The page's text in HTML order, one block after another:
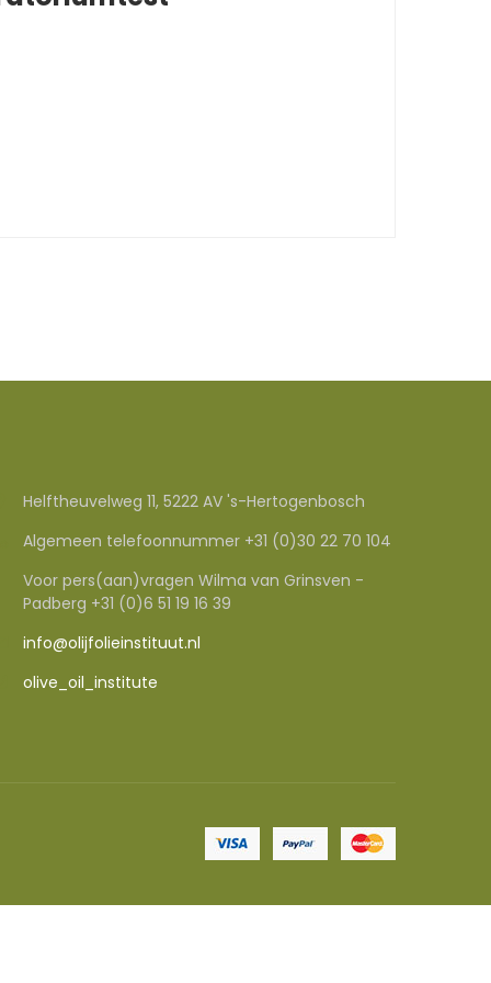
Helftheuvelweg 11, 5222 AV 's-Hertogenbosch
Algemeen telefoonnummer +31 (0)30 22 70 104
Voor pers(aan)vragen Wilma van Grinsven -
Padberg +31 (0)6 51 19 16 39
info@olijfolieinstituut.nl
olive_oil_institute